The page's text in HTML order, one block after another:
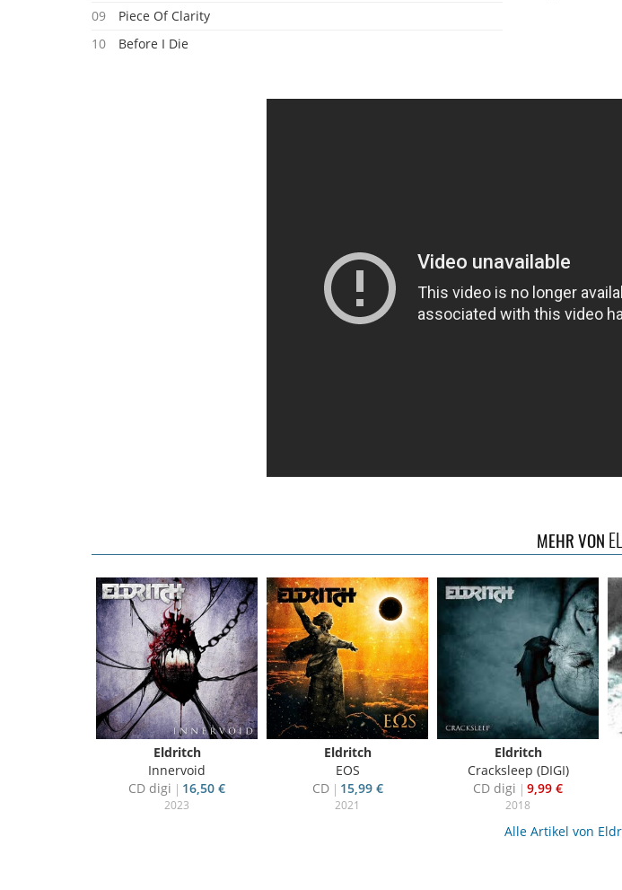
09
Piece Of Clarity
10
Before I Die
MEHR VON
Eldritch
Innervoid
CD digi
16,50 €
2023
Eldritch
EOS
CD
15,99 €
2021
Eldritch
Cracksleep (DIGI)
CD digi
9,99 €
2018
Alle Artikel von